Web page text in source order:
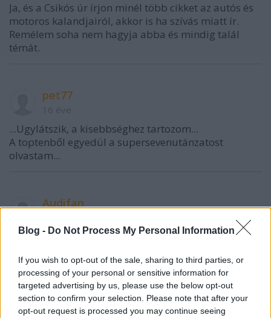
Blog - Do Not Process My Personal Information
If you wish to opt-out of the sale, sharing to third parties, or
processing of your personal or sensitive information for
targeted advertising by us, please use the below opt-out
section to confirm your selection. Please note that after your
opt-out request is processed you may continue seeing
Ja, és a Csikós úr írjon minél több cikket az autós és
motoros kalandjairól, akkor is ha szívás miatt ír.
Remélem soha nem hagyja abba és mindig talál
témát.
pet77
...Ugylátszik, a kisebbséghez tartozom...
A toptenből egyedül a supersevenutánzatost
olvastam...
Audifan
Mivel az egyik legjobb és nagy történelemmel
Rengeteg új autó,fejlesztések stb. Mercikről is van
hír. Audiról meg mi legyen amikor most megjelent
az uj A8 elötte nem sok új autót ,szériát hoztak ki
mostanában. Na mind1. BUÉK mindenkinek!